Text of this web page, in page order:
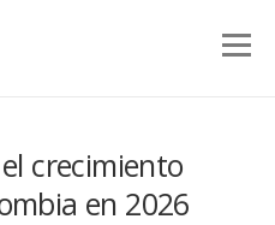
Menu
crecimiento
en 2026